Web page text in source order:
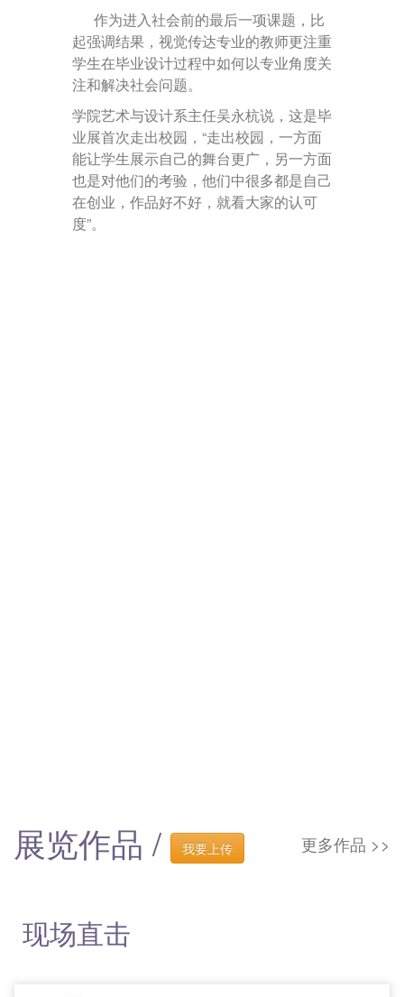
作为进入社会前的最后一项课题，比
起强调结果，视觉传达专业的教师更注重
学生在毕业设计过程中如何以专业角度关
注和解决社会问题。
学院艺术与设计系主任吴永杭说，这是毕
业展首次走出校园，“走出校园，一方面
能让学生展示自己的舞台更广，另一方面
也是对他们的考验，他们中很多都是自己
在创业，作品好不好，就看大家的认可
度”。
展览作品 / 我要上传 更多作品 >>
现场直击